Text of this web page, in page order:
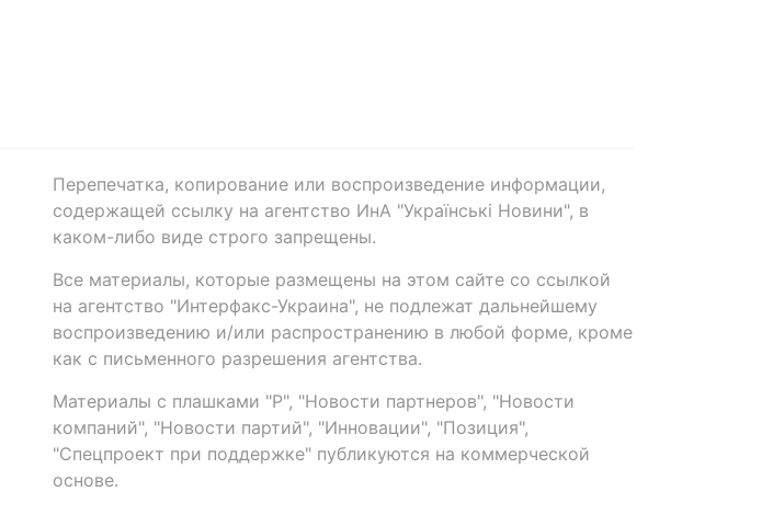
Перепечатка, копирование или воспроизведение информации,
содержащей ссылку на агентство ИнА "Українські Новини", в
каком-либо виде строго запрещены.
Все материалы, которые размещены на этом сайте со ссылкой
на агентство "Интерфакс-Украина", не подлежат дальнейшему
воспроизведению и/или распространению в любой форме, кроме
как с письменного разрешения агентства.
Материалы с плашками "Р", "Новости партнеров", "Новости
компаний", "Новости партий", "Инновации", "Позиция",
"Спецпроект при поддержке" публикуются на коммерческой
основе.